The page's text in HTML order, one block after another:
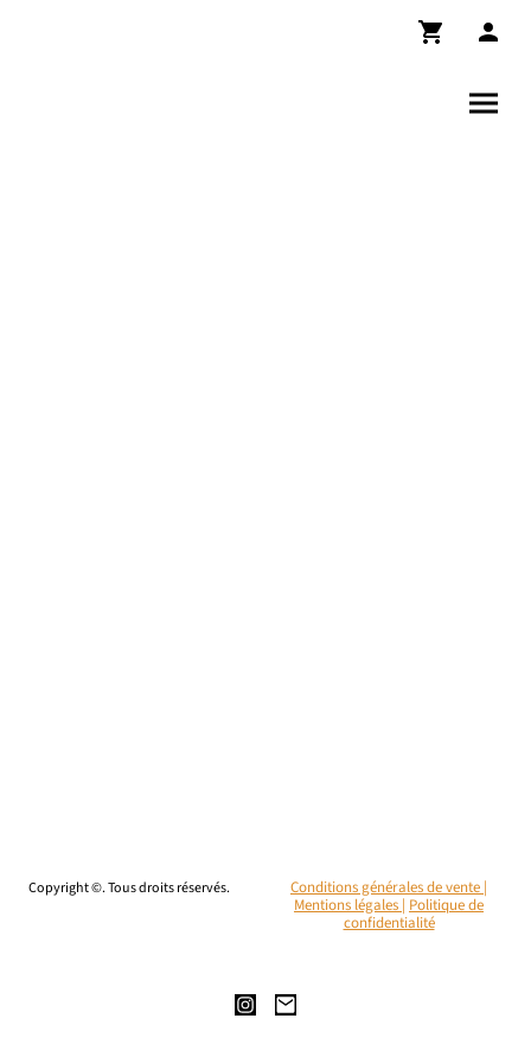
Copyright ©. Tous droits réservés.
Conditions générales de vente |
Mentions légales | Politique de
confidentialité